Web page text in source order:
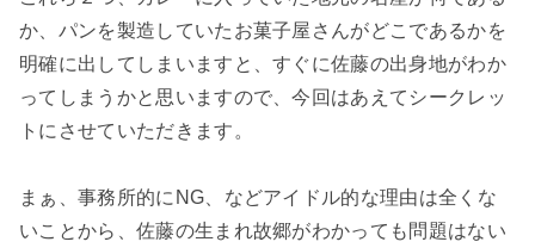
か、パンを製造していたお菓子屋さんがどこであるかを
明確に出してしまいますと、すぐに佐藤の出身地がわか
ってしまうかと思いますので、今回はあえてシークレッ
トにさせていただきます。
まぁ、事務所的にNG、などアイドル的な理由は全くな
いことから、佐藤の生まれ故郷がわかっても問題はない